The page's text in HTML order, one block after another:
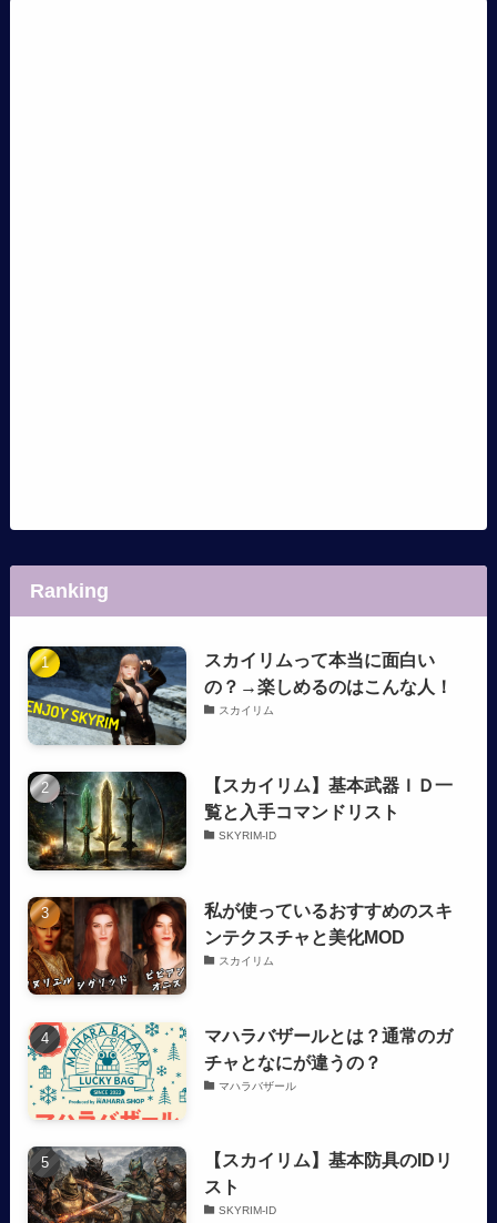
Ranking
スカイリムって本当に面白い
の？→楽しめるのはこんな人！
スカイリム
【スカイリム】基本武器ＩＤ一
覧と入手コマンドリスト
SKYRIM-ID
私が使っているおすすめのスキ
ンテクスチャと美化MOD
スカイリム
マハラバザールとは？通常のガ
チャとなにが違うの？
マハラバザール
【スカイリム】基本防具のIDリ
スト
SKYRIM-ID